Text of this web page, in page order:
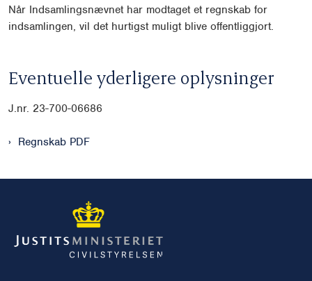
Når Indsamlingsnævnet har modtaget et regnskab for
indsamlingen, vil det hurtigst muligt blive offentliggjort.
Eventuelle yderligere oplysninger
J.nr. 23-700-06686
Regnskab PDF